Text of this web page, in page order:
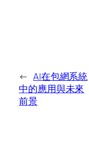
← AI在包網系統
中的應用與未來
前景